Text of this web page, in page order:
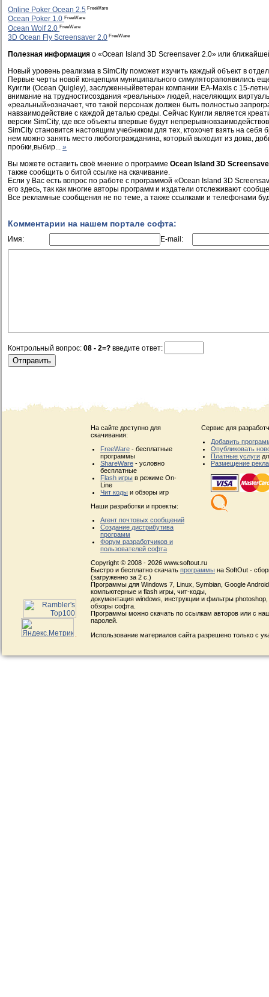
Online Poker Ocean 2.5 FreeWare
Ocean Poker 1.0 FreeWare
Ocean Wolf 2.0 FreeWare
3D Ocean Fly Screensaver 2.0 FreeWare
Полезная информация о «Ocean Island 3D Screensaver 2.0» или
Новый уровень реализма в SimCity поможет изучить каждый объект в
Первые черты новой концепции муниципального симуляторапоявились
Куигли (Ocean Quigley), заслуженныйветеран компании EA-Maxis с 15-
внимание на трудностисоздания «реальных» людей, населяющих
«реальный»означает, что такой персонаж должен быть полностью
навзаимодействие с каждой деталью среды. Сейчас Куигли является
версии SimCity, где все объекты впервые будут
SimCity становится настоящим учебником для тех, ктохочет взять на себя
нем можно занять место любогогражданина, который выходит из дома,
пробки,выбир... »
Вы можете оставить своё мнение о программе Ocean Island 3D
также сообщить о битой ссылке на скачивание.
Если у Вас есть вопрос по работе с программой «Ocean Island 3D
его здесь, так как многие авторы программ и издатели отслеживают
Все рекламные сообщения не по теме, а также ссылками и телефонами
Комментарии на нашем портале софта:
Имя: E-mail:
Контрольный вопрос: 08 - 2=? введите ответ:
На сайте доступно для
скачивания:
FreeWare - бесплатные
программы
ShareWare - условно
бесплатные
Flash игры в режиме On-
Line
Чит коды и обзоры игр
Наши разработки и проекты:
Агент почтовых сообщений
Создание дистрибутива
программ
Форум разработчиков и
пользователей софта
Сервис для
Добавить
Опубликовать
Платные услуги
Размещение
Copyright © 2008 - 2026 www.softout.ru
Быстро и бесплатно скачать программы на SoftOut -
(загруженно за 2 с.)
Программы для Windows 7, Linux, Symbian, Google
компьютерные и flash игры, чит-коды,
документация windows, инструкции и фильтры
обзоры софта.
Программы можно скачать по ссылкам авторов или с
паролей.
Использование материалов сайта разрешено только с